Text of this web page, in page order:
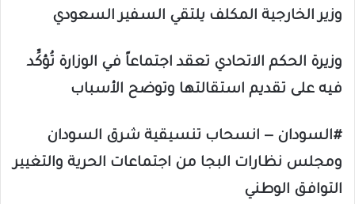
وزير الخارجية المكلف يلتقي السفير السعودي
وزيرة الحكم الاتحادي تعقد اجتماعاً في الوزارة تُؤكِّد
فيه على تقديم استقالتها وتوضح الأسباب
#السودان — انسحاب تنسيقية شرق السودان
ومجلس نظارات البجا من اجتماعات الحرية والتغيير
التوافق الوطني